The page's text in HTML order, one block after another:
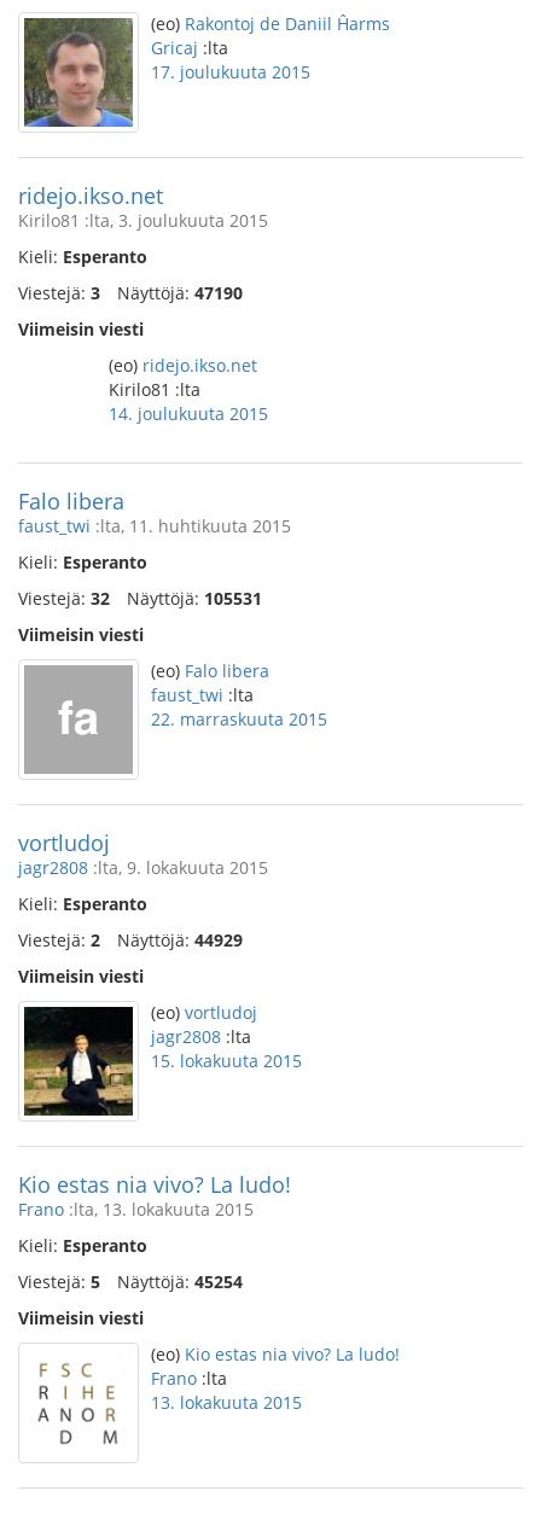
(eo) Rakontoj de Daniil Ĥarms
Gricaj :lta
17. joulukuuta 2015
ridejo.ikso.net
Kirilo81 :lta, 3. joulukuuta 2015
Kieli: Esperanto
Viestejä: 3 Näyttöjä: 47190
Viimeisin viesti
(eo) ridejo.ikso.net
Kirilo81 :lta
14. joulukuuta 2015
Falo libera
faust_twi :lta, 11. huhtikuuta 2015
Kieli: Esperanto
Viestejä: 32 Näyttöjä: 105531
Viimeisin viesti
(eo) Falo libera
faust_twi :lta
22. marraskuuta 2015
vortludoj
jagr2808 :lta, 9. lokakuuta 2015
Kieli: Esperanto
Viestejä: 2 Näyttöjä: 44929
Viimeisin viesti
(eo) vortludoj
jagr2808 :lta
15. lokakuuta 2015
Kio estas nia vivo? La ludo!
Frano :lta, 13. lokakuuta 2015
Kieli: Esperanto
Viestejä: 5 Näyttöjä: 45254
Viimeisin viesti
(eo) Kio estas nia vivo? La ludo!
Frano :lta
13. lokakuuta 2015